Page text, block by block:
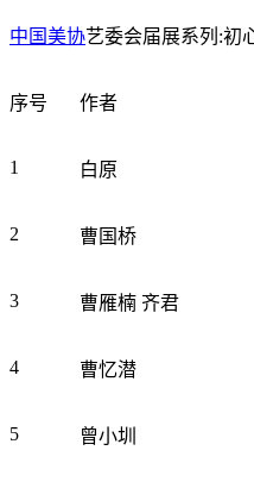
中国美协艺委会届展系列:
序号 作者
1 白原
2 曹国桥
3 曹雁楠 齐君
4 曹忆潜
5 曾小圳